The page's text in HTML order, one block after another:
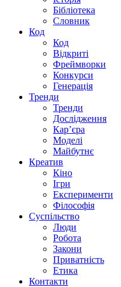
Бібліотека
Словник
Код
Код
Відкриті
Фреймворки
Конкурси
Генерація
Тренди
Тренди
Дослідження
Кар’єра
Моделі
Майбутнє
Креатив
Кіно
Ігри
Експерименти
Філософія
Суспільство
Люди
Робота
Закони
Приватність
Етика
Контакти